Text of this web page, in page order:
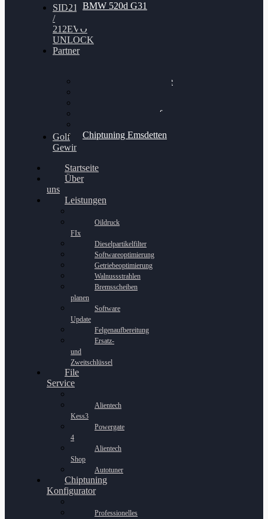
BMW 520d G31
SID212
/
212EVO
UNLOCK
Partner
Bilgenroth Performance
Chiptuning Schüttorf
Chiptuning Emsdetten
Golf
Gewinnspiel
Startseite
Über
uns
Leistungen
Oildruck
FIx
Dieselpartikelfilter
Softwareoptimierung
Getriebeoptimierung
Walnussstrahlen
Bremsscheiben
planen
Software
Update
Felgenaufbereitung
Ersatz-
und
Zweitschlüssel
File
Service
Alientech
Kess3
Powergate
4
Alientech
Shop
Autotuner
Chiptuning
Konfigurator
Professionelles